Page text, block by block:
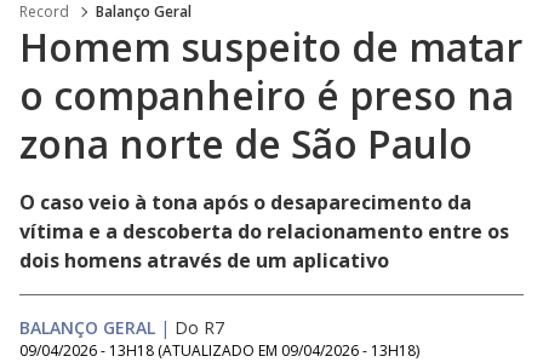
Record Balanço Geral
Homem suspeito de matar
o companheiro é preso na
zona norte de São Paulo
O caso veio à tona após o desaparecimento da
vítima e a descoberta do relacionamento entre os
dois homens através de um aplicativo
BALANÇO GERAL | Do R7
09/04/2026 - 13H18 (ATUALIZADO EM 09/04/2026 - 13H18)